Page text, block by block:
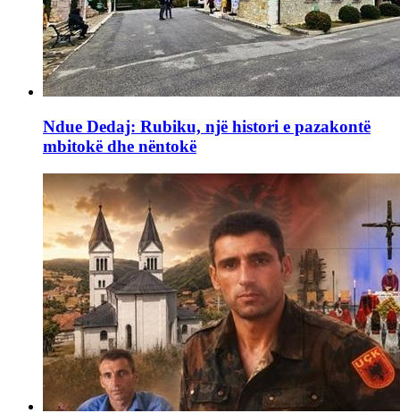
Ndue Dedaj: Rubiku, një histori e pazakontë
mbitokë dhe nëntokë